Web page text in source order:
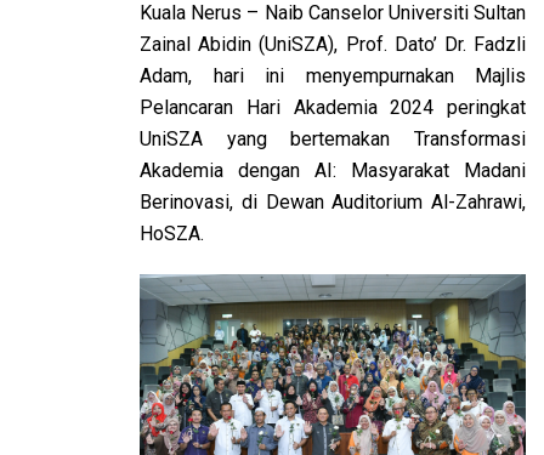
Kuala Nerus – Naib Canselor Universiti Sultan
Zainal Abidin (UniSZA), Prof. Dato’ Dr. Fadzli
Adam, hari ini menyempurnakan Majlis
Pelancaran Hari Akademia 2024 peringkat
UniSZA yang bertemakan Transformasi
Akademia dengan AI: Masyarakat Madani
Berinovasi, di Dewan Auditorium Al-Zahrawi,
HoSZA.